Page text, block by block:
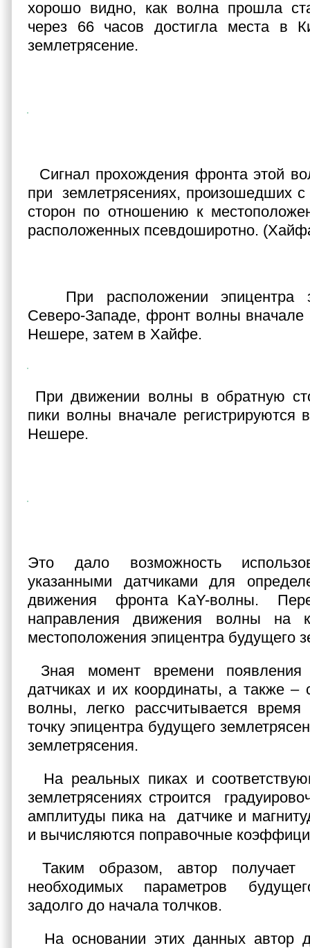
хорошо видно, как волна прошла
через 66 часов достигла места в
землетрясение.
Сигнал прохождения фронта этой
при землетрясениях, произошедших
сторон по отношению к
расположенных псевдоширотно.
При расположении эпицентра
Северо-Западе, фронт волны вначале
Нешере, затем в Хайфе.
При движении волны в обратную
пики волны вначале
Нешере.
Это дало возможность
указанными датчиками для
движения фронта KaY-волны.
направления движения волны на
местоположения эпицентра будущего
Зная момент времени
датчиках и их координаты, а также –
волны, легко рассчитывается
точку эпицентра будущего
землетрясения.
На реальных пиках и
землетрясениях строится
амплитуды пика на датчике и
и вычисляются поправочные
Таким образом, автор получает
необходимых параметров
задолго до начала толчков.
На основании этих данных автор